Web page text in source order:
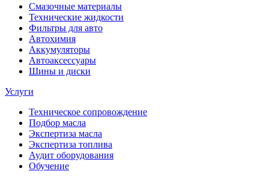
Смазочные материалы
Технические жидкости
Фильтры для авто
Автохимия
Аккумуляторы
Автоаксессуары
Шины и диски
Услуги
Техническое сопровождение
Подбор масла
Экспертиза масла
Экспертиза топлива
Аудит оборудования
Обучение